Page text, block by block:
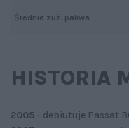
Średnie zuż. paliwa
HISTORIA
2005 - debiutuje Passat